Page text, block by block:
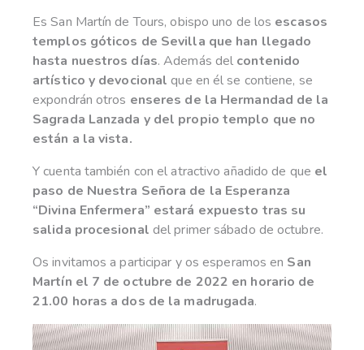
Es San Martín de Tours, obispo uno de los escasos
templos góticos de Sevilla que han llegado
hasta nuestros días. Además del contenido
artístico y devocionalque en él se contiene, se
expondrán otros enseres de la Hermandad de la
Sagrada Lanzada y del propio templo que no
están a la vista.
Y cuenta también con el atractivo añadido de que el
paso de Nuestra Señora de la Esperanza
“Divina Enfermera” estará expuesto tras su
salida procesional del primer sábado de octubre.
Os invitamos a participar y os esperamos en San
Martín el 7 de octubre de 2022 en horario de
21.00 horas a dos de la madrugada.